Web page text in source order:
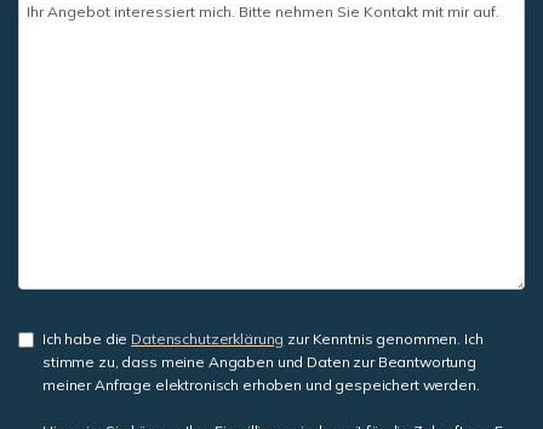
Ich habe die Datenschutzerklärung zur Kenntnis genommen. Ich
stimme zu, dass meine Angaben und Daten zur Beantwortung
meiner Anfrage elektronisch erhoben und gespeichert werden.